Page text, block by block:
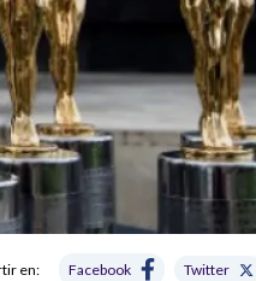
en: Facebook Twitter